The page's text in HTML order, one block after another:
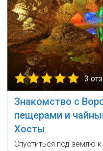
3
Знакомство с
пещерами и
Хосты
Спуститься под землю